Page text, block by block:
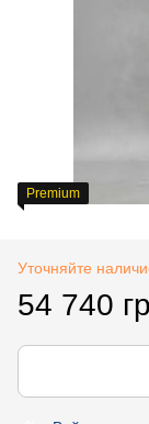
Premium
Уточняйте
54 740